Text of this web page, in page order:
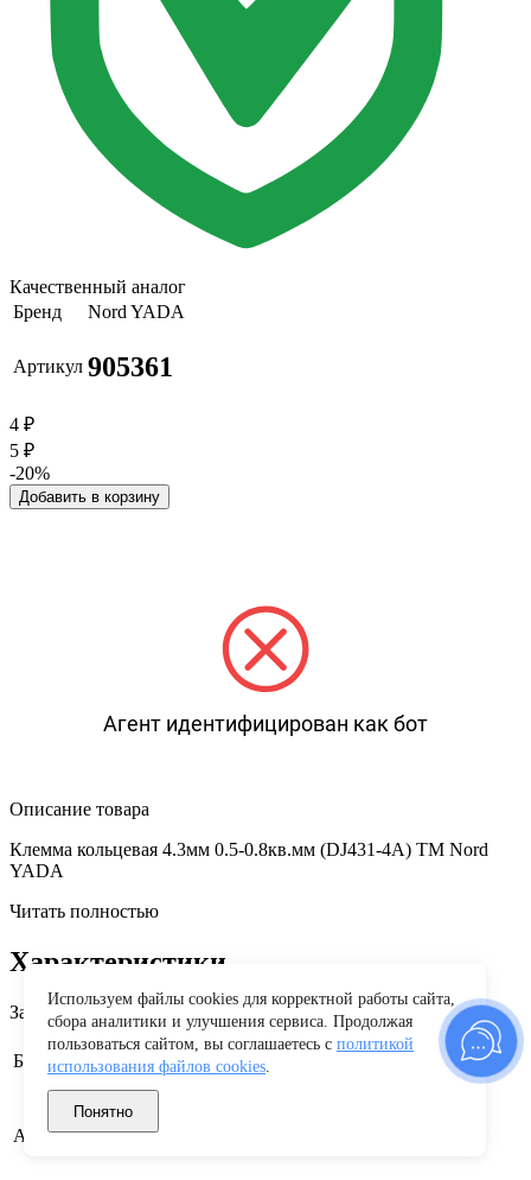
Качественный аналог
Бренд
Nord YADA
Артикул 905361
4 ₽
5 ₽
-20%
Добавить в корзину
Агент идентифицирован как бот
Описание товара
Клемма кольцевая 4.3мм 0.5-0.8кв.мм (DJ431-4A) TM Nord
YADA
Читать полностью
Характеристики
Заводские данные
Бренд Nord YADA
Артикул производителя
Используем файлы cookies для корректной работы сайта,
сбора аналитики и улучшения сервиса. Продолжая
пользоваться сайтом, вы соглашаетесь с политикой
использования файлов cookies.
Понятно